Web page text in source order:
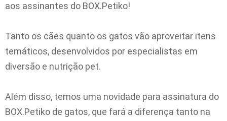
aos assinantes do BOX.Petiko!
Tanto os cães quanto os gatos vão aproveitar itens
temáticos, desenvolvidos por especialistas em
diversão e nutrição pet.
Além disso, temos uma novidade para assinatura do
BOX.Petiko de gatos, que fará a diferença tanto na